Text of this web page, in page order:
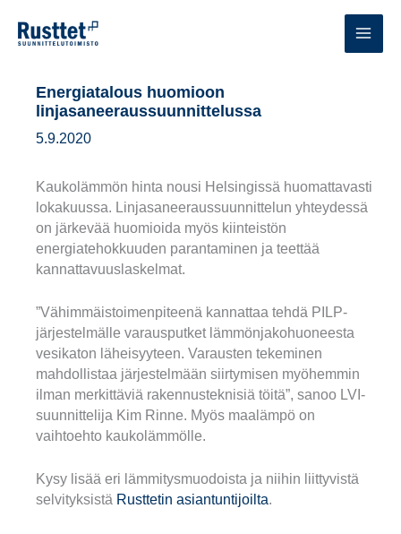
sisältöön
Energiatalous huomioon
linjasaneeraussuunnittelussa
5.9.2020
Kaukolämmön hinta nousi Helsingissä huomattavasti
lokakuussa. Linjasaneeraussuunnittelun yhteydessä
on järkevää huomioida myös kiinteistön
energiatehokkuuden parantaminen ja teettää
kannattavuuslaskelmat.
”Vähimmäistoimenpiteenä kannattaa tehdä PILP-
järjestelmälle varausputket lämmönjakohuoneesta
vesikaton läheisyyteen. Varausten tekeminen
mahdollistaa järjestelmään siirtymisen myöhemmin
ilman merkittäviä rakennusteknisiä töitä”, sanoo LVI-
suunnittelija Kim Rinne. Myös maalämpö on
vaihtoehto kaukolämmölle.
Kysy lisää eri lämmitysmuodoista ja niihin liittyvistä
selvityksistä Rusttetin asiantuntijoilta.